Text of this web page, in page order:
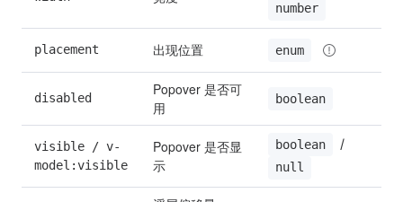
number
placement 出现位置 enum
disabled
Popover 是否可
用
boolean
visible / v-
model:visible
Popover 是否显
示
boolean /
null